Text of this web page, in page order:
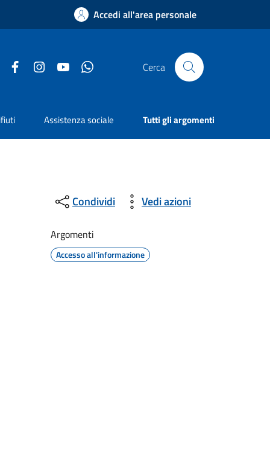
Accedi all'area personale
Facebook InstagramYouTube Cerca
Assistenza sociale Tutti gli argomenti
Condividi Vedi azioni
Argomenti
Accesso all'informazione